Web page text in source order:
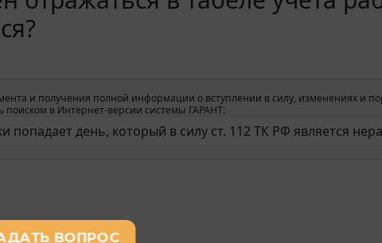
и получения полной информации о вступлении в силу, изменениях и
поиском в Интернет-версии системы ГАРАНТ: